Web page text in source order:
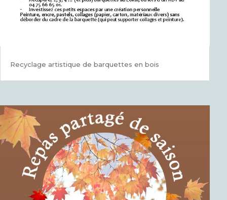
Recyclage artistique de barquettes en bois